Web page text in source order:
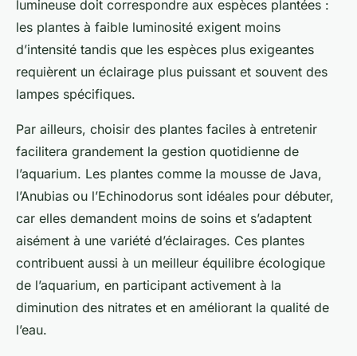
lumineuse doit correspondre aux espèces plantées :
les plantes à faible luminosité exigent moins
d’intensité tandis que les espèces plus exigeantes
requièrent un éclairage plus puissant et souvent des
lampes spécifiques.
Par ailleurs, choisir des plantes faciles à entretenir
facilitera grandement la gestion quotidienne de
l’aquarium. Les plantes comme la mousse de Java,
l’Anubias ou l’Echinodorus sont idéales pour débuter,
car elles demandent moins de soins et s’adaptent
aisément à une variété d’éclairages. Ces plantes
contribuent aussi à un meilleur équilibre écologique
de l’aquarium, en participant activement à la
diminution des nitrates et en améliorant la qualité de
l’eau.